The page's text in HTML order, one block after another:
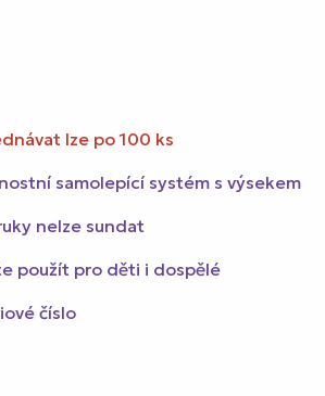
lze po 100 ks
samolepící systém s výsekem
nelze sundat
použít pro děti i dospělé
číslo